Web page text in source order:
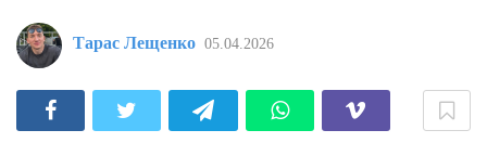
Тарас Лещенко 05.04.2026